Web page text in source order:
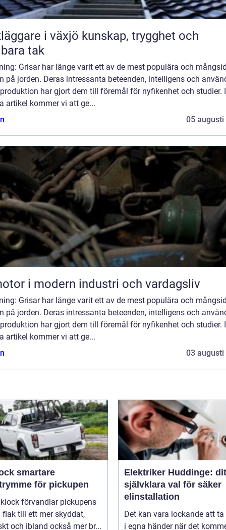
i växjö kunskap, trygghet och
tak
Grisar har länge varit ett av de mest populära och
på jorden. Deras intressanta beteenden, intelligens och
har gjort dem till föremål för nyfikenhet och studier. I
artikel kommer vi att ge...
05 augusti
i modern industri och vardagsliv
Grisar har länge varit ett av de mest populära och
på jorden. Deras intressanta beteenden, intelligens och
har gjort dem till föremål för nyfikenhet och studier. I
artikel kommer vi att ge...
03 augusti
för pickupen
förvandlar pickupens
flak till ett mer skyddat,
och ibland också mer br...
Elektriker Huddinge:
självklara val för säker
elinstallation
Det kan vara lockande att ta
i egna händer när det